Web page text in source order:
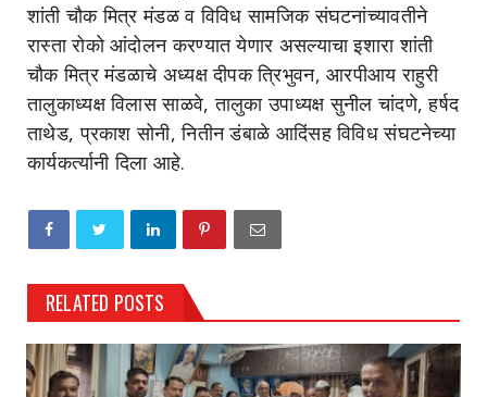
शांती चौक मित्र मंडळ व विविध सामजिक संघटनांच्यावतीने
रास्ता रोको आंदोलन करण्यात येणार असल्याचा इशारा शांती
चौक मित्र मंडळाचे अध्यक्ष दीपक त्रिभुवन, आरपीआय राहुरी
तालुकाध्यक्ष विलास साळवे, तालुका उपाध्यक्ष सुनील चांदणे, हर्षद
ताथेड, प्रकाश सोनी, नितीन डंबाळे आदिंसह विविध संघटनेच्या
कार्यकर्त्यानी दिला आहे.
RELATED POSTS